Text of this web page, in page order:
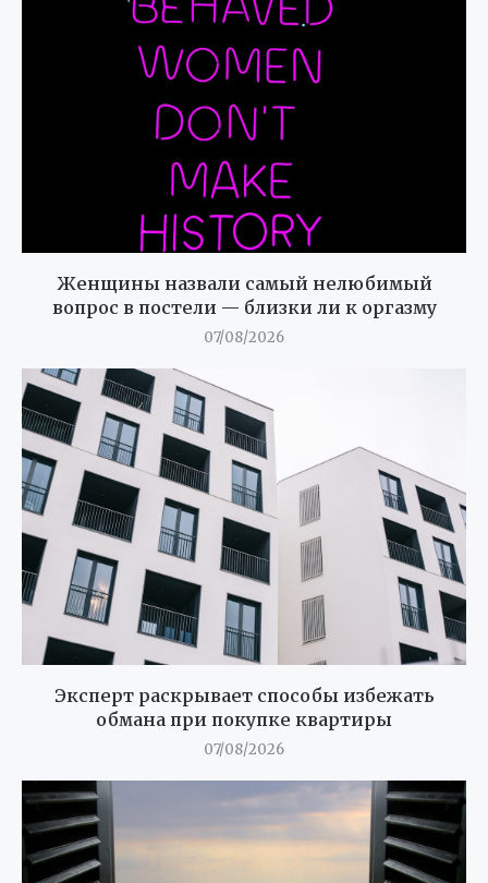
Женщины назвали самый нелюбимый
вопрос в постели — близки ли к оргазму
07/08/2026
Эксперт раскрывает способы избежать
обмана при покупке квартиры
07/08/2026